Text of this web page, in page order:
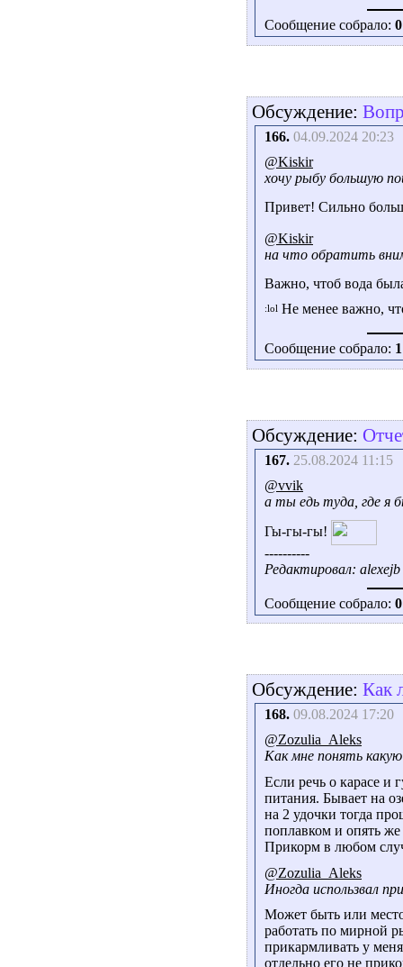
Сообщение собрало: 0
Обсуждение:
166. 04.09.2024 20:23
@Kiskir
хочу рыбу большую
Привет! Сильно
@Kiskir
на что обратить
Важно, чтоб вода
Не менее важно,
Сообщение собрало: 1
Обсуждение:
167. 25.08.2024 11:15
@vvik
а ты едь туда, где я
Гы-гы-гы!
----------
Редактировал:
Сообщение собрало: 0
Обсуждение: Как
168. 09.08.2024 17:20
@Zozulia_Aleks
Как мне понять
Если речь о карасе и
питания. Бывает на
на 2 удочки тогда
поплавком и опять
Прикорм в любом
@Zozulia_Aleks
Иногда использвал
Может быть или
работать по мирной
прикармливать у
отдельно его не